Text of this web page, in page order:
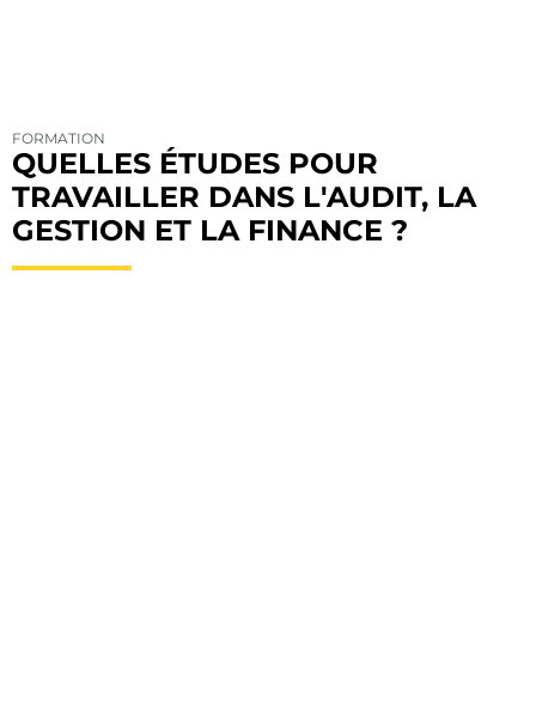
FORMATION
QUELLES ÉTUDES POUR
TRAVAILLER DANS L'AUDIT, LA
GESTION ET LA FINANCE ?